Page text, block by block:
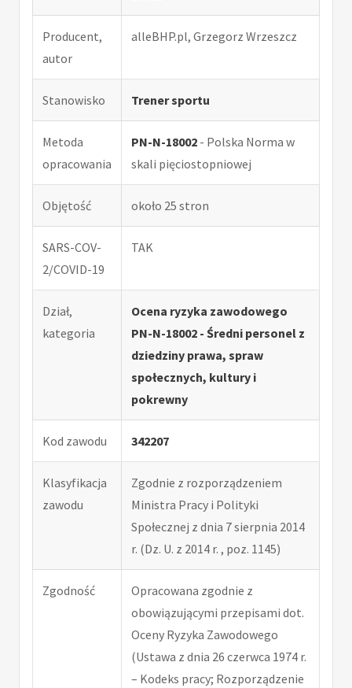
Producent,
autor
alleBHP.pl, Grzegorz Wrzeszcz
Stanowisko Trener sportu
Metoda
opracowania
PN-N-18002 - Polska Norma w
skali pięciostopniowej
Objętość około 25 stron
SARS-COV-
2/COVID-19
TAK
Dział,
kategoria
Ocena ryzyka zawodowego
PN-N-18002 - Średni personel z
dziedziny prawa, spraw
społecznych, kultury i
pokrewny
Kod zawodu 342207
Klasyfikacja
zawodu
Zgodnie z rozporządzeniem
Ministra Pracy i Polityki
Społecznej z dnia 7 sierpnia 2014
r. (Dz. U. z 2014 r. , poz. 1145)
Zgodność
Opracowana zgodnie z
obowiązującymi przepisami dot.
Oceny Ryzyka Zawodowego
(Ustawa z dnia 26 czerwca 1974 r.
– Kodeks pracy; Rozporządzenie